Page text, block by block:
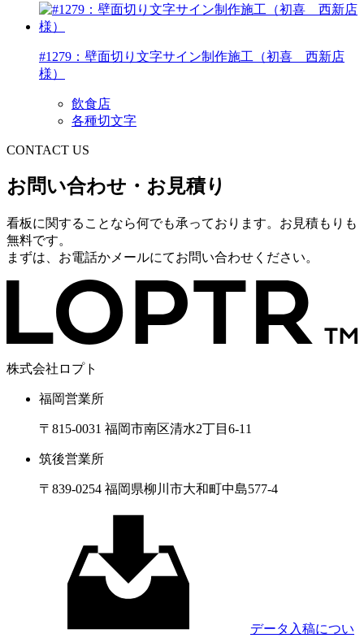
#1279：壁面切り文字サイン制作施工（初喜 西新店
様）
飲食店
各種切文字
CONTACT US
お問い合わせ・お見積り
看板に関することなら何でも承っております。お見積もりも
無料です。
まずは、お電話かメールにてお問い合わせください。
株式会社ロプト
福岡営業所
〒815-0031 福岡市南区清水2丁目6-11
筑後営業所
〒839-0254 福岡県柳川市大和町中島577-4
データ入稿につい